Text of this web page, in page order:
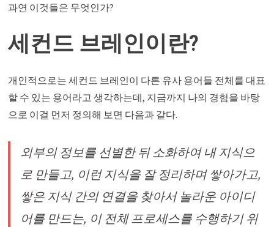
과연 이것들은 무엇인가?
세컨드 브레인이란?
개인적으로는 세컨드 브레인이 다른 유사 용어들 전체를 대표
할 수 있는 용어라고 생각하는데, 지금까지 나의 경험을 바탕
으로 이걸 먼저 정의해 보면 다음과 같다.
외부의 정보를 선별한 뒤 소화하여 내 지식으
로 만들고, 이런 지식을 잘 정리하며 쌓아가고,
쌓은 지식 간의 연결을 찾아서 놀라운 아이디
어를 만드는, 이 전체 프로세스를 수행하기 위